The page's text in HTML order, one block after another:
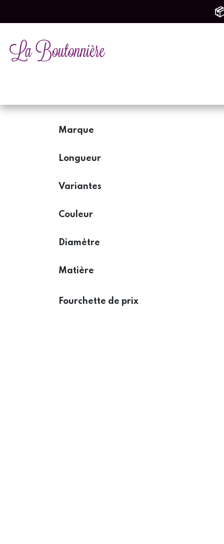
Marque
Longueur
Variantes
Couleur
Diamètre
Matière
Fourchette de prix